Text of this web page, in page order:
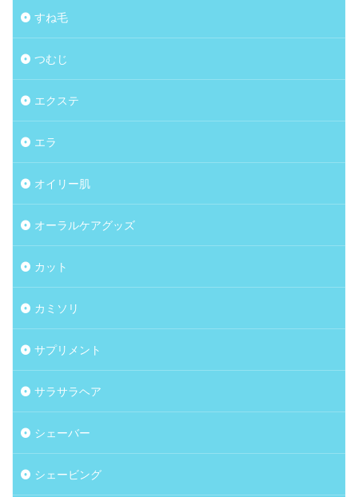
すね毛
つむじ
エクステ
エラ
オイリー肌
オーラルケアグッズ
カット
カミソリ
サプリメント
サラサラヘア
シェーバー
シェービング